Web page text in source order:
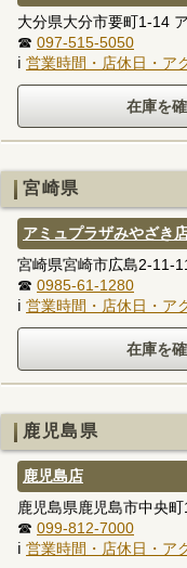
大分県大分市要町1-14
☎ 097-515-5050
ℹ 営業時間・店休日・ア
宮崎県
アミュプラザみやざき
宮崎県宮崎市広島2-11-
☎ 0985-61-1280
ℹ 営業時間・店休日・ア
鹿児島県
鹿児島店
鹿児島県鹿児島市中央
☎ 099-812-7000
ℹ 営業時間・店休日・ア